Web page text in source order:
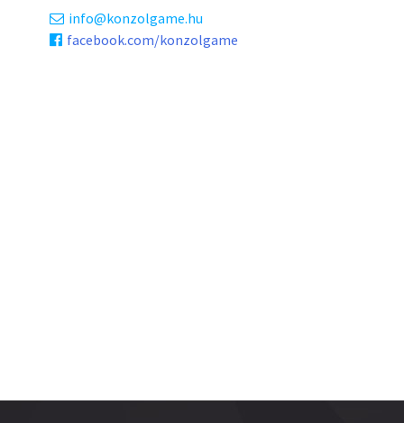
info
konzolgame.hu
facebook.com/konzolgame